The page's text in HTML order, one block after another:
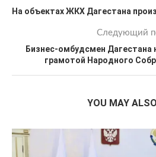
На объектах ЖКХ Дагестана
Следующий
Бизнес-омбудсмен Дагестана
грамотой Народного
YOU MAY